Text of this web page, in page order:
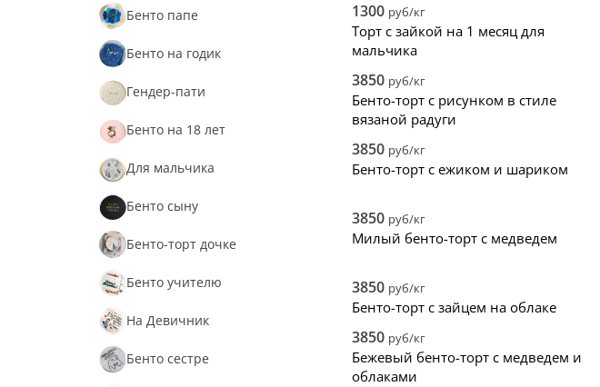
Бенто папе
Бенто на годик
Гендер-пати
Бенто на 18 лет
Для мальчика
Бенто сыну
Бенто-торт дочке
Бенто учителю
На Девичник
Бенто сестре
1300 руб/кг
Торт с зайкой на 1 месяц для
мальчика
3850 руб/кг
Бенто-торт с рисунком в стиле
вязаной радуги
3850 руб/кг
Бенто-торт с ежиком и шариком
3850 руб/кг
Милый бенто-торт с медведем
3850 руб/кг
Бенто-торт с зайцем на облаке
3850 руб/кг
Бежевый бенто-торт с медведем и
облаками